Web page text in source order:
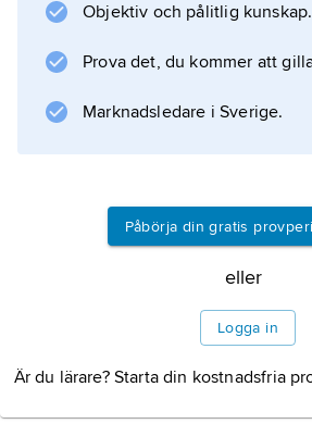
visade 1931 att en stjärna, där
stor att elektrongasen är
en massa som högst kring 1,4
att kollapsa. Det exakta värdet
Information om artikeln
Objektiv och pålitlig kunskap.
Prova det, du kommer att
Marknadsledare i Sverige.
Påbörja din gratis
eller
Logga in
Är du lärare? Starta din kostnadsfria